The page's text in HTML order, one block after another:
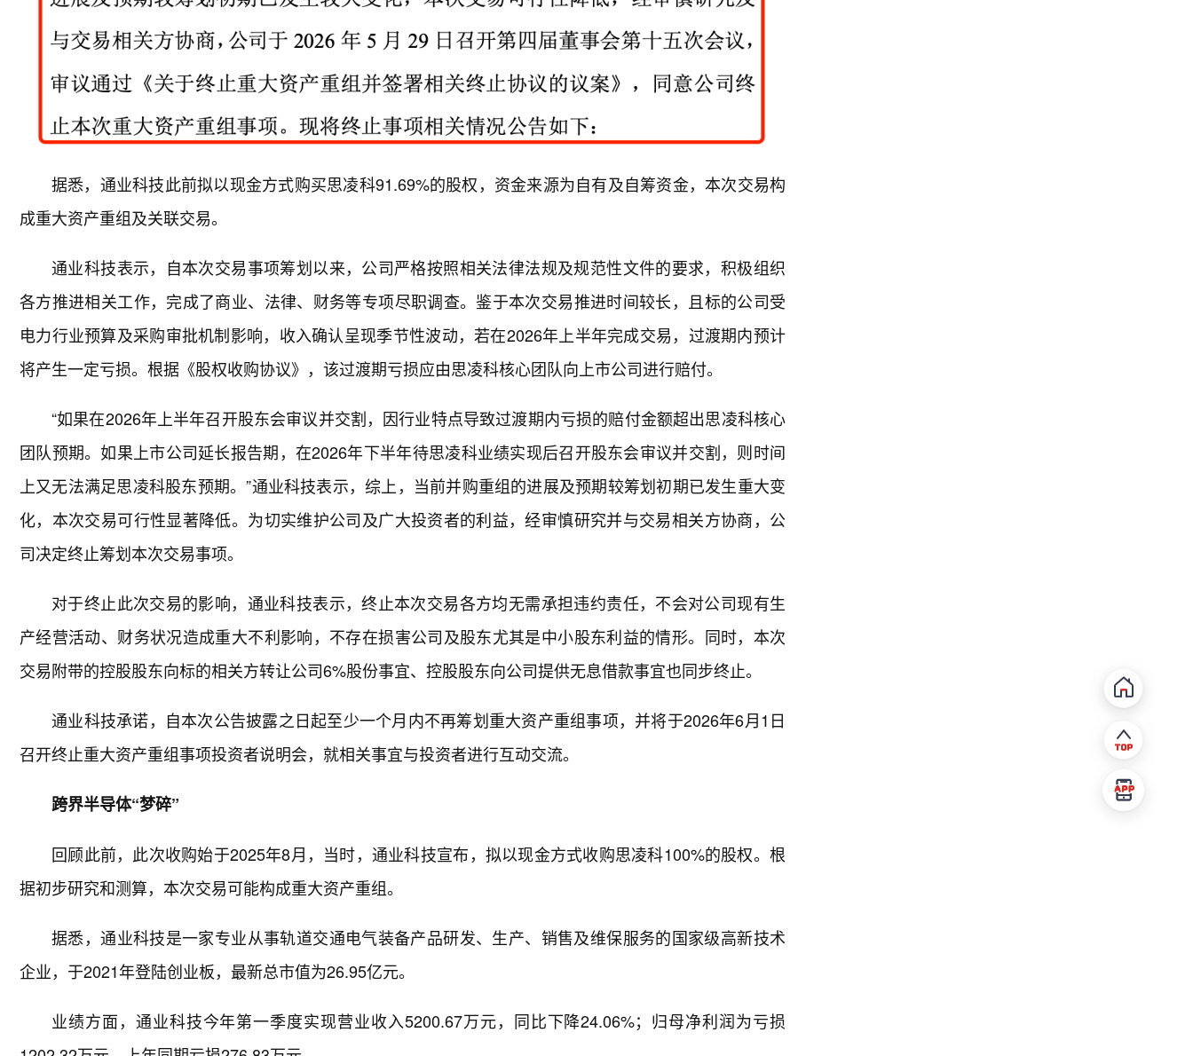
据悉，通业科技此前拟以现金方式购买思凌科91.69%的股权，资金来源为自有及自筹资金，本次交易构
成重大资产重组及关联交易。
通业科技表示，自本次交易事项筹划以来，公司严格按照相关法律法规及规范性文件的要求，积极组织
各方推进相关工作，完成了商业、法律、财务等专项尽职调查。鉴于本次交易推进时间较长，且标的公司受
电力行业预算及采购审批机制影响，收入确认呈现季节性波动，若在2026年上半年完成交易，过渡期内预计
将产生一定亏损。根据《股权收购协议》，该过渡期亏损应由思凌科核心团队向上市公司进行赔付。
“如果在2026年上半年召开股东会审议并交割，因行业特点导致过渡期内亏损的赔付金额超出思凌科核心
团队预期。如果上市公司延长报告期，在2026年下半年待思凌科业绩实现后召开股东会审议并交割，则时间
上又无法满足思凌科股东预期。”通业科技表示，综上，当前并购重组的进展及预期较筹划初期已发生重大变
化，本次交易可行性显著降低。为切实维护公司及广大投资者的利益，经审慎研究并与交易相关方协商，公
司决定终止筹划本次交易事项。
对于终止此次交易的影响，通业科技表示，终止本次交易各方均无需承担违约责任，不会对公司现有生
产经营活动、财务状况造成重大不利影响，不存在损害公司及股东尤其是中小股东利益的情形。同时，本次
交易附带的控股股东向标的相关方转让公司6%股份事宜、控股股东向公司提供无息借款事宜也同步终止。
通业科技承诺，自本次公告披露之日起至少一个月内不再筹划重大资产重组事项，并将于2026年6月1日
召开终止重大资产重组事项投资者说明会，就相关事宜与投资者进行互动交流。
跨界半导体“梦碎”
回顾此前，此次收购始于2025年8月，当时，通业科技宣布，拟以现金方式收购思凌科100%的股权。根
据初步研究和测算，本次交易可能构成重大资产重组。
据悉，通业科技是一家专业从事轨道交通电气装备产品研发、生产、销售及维保服务的国家级高新技术
企业，于2021年登陆创业板，最新总市值为26.95亿元。
业绩方面，通业科技今年第一季度实现营业收入5200.67万元，同比下降24.06%；归母净利润为亏损